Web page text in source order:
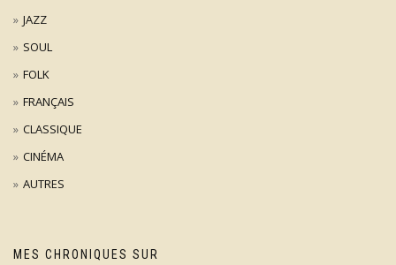
JAZZ
SOUL
FOLK
FRANÇAIS
CLASSIQUE
CINÉMA
AUTRES
MES CHRONIQUES SUR